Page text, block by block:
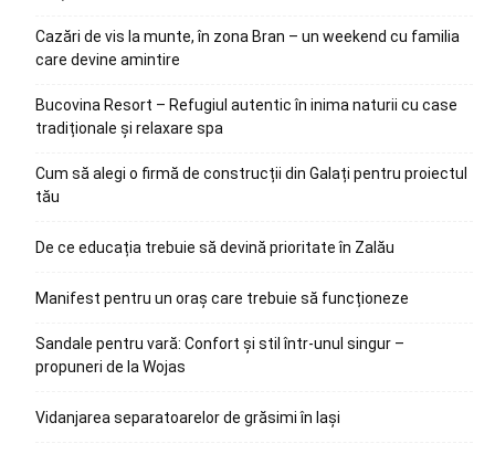
Cazări de vis la munte, în zona Bran – un weekend cu familia
care devine amintire
Bucovina Resort – Refugiul autentic în inima naturii cu case
tradiționale și relaxare spa
Cum să alegi o firmă de construcții din Galați pentru proiectul
tău
De ce educația trebuie să devină prioritate în Zalău
Manifest pentru un oraș care trebuie să funcționeze
Sandale pentru vară: Confort și stil într-unul singur –
propuneri de la Wojas
Vidanjarea separatoarelor de grăsimi în Iași